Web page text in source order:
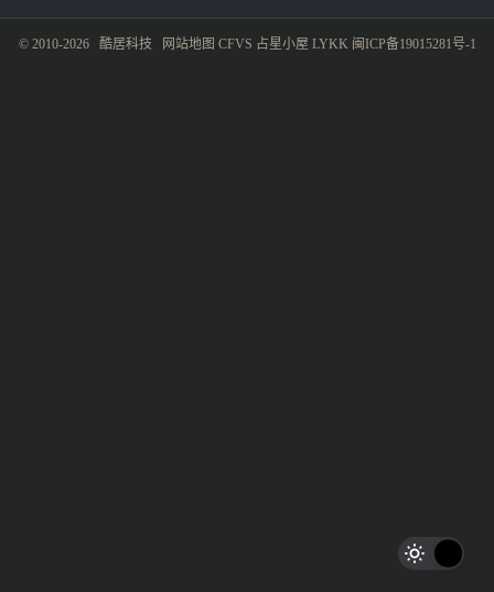
© 2010-2026 酷居科技 网站地图 CFVS 占星小屋 LYKK 闽ICP备19015281号-1